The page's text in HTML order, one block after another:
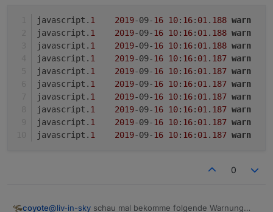
javascript. 1 2019-09-16 10: 16: 01 . 188 warn
javascript. 1 2019-09-16 10: 16: 01 . 188 warn
javascript. 1 2019-09-16 10: 16: 01 . 188 warn
javascript. 1 2019-09-16 10: 16: 01 . 187 warn
javascript. 1 2019-09-16 10: 16: 01 . 187 warn
javascript. 1 2019-09-16 10: 16: 01 . 187 warn
javascript. 1 2019-09-16 10: 16: 01 . 187 warn
javascript. 1 2019-09-16 10: 16: 01 . 187 warn
javascript. 1 2019-09-16 10: 16: 01 . 187 warn
javascript. 1 2019-09-16 10: 16: 01 . 187 warn
0
coyote@liv-in-sky schau mal bekomme folgende Warnung